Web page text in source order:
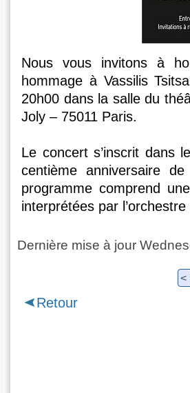
Nous vous invitons à
hommage à Vassilis
20h00 dans la salle du
Joly – 75011 Paris.
Le concert s’inscrit dans
centième anniversaire
programme comprend
interprétées par
Dernière mise à jour
<
Retour